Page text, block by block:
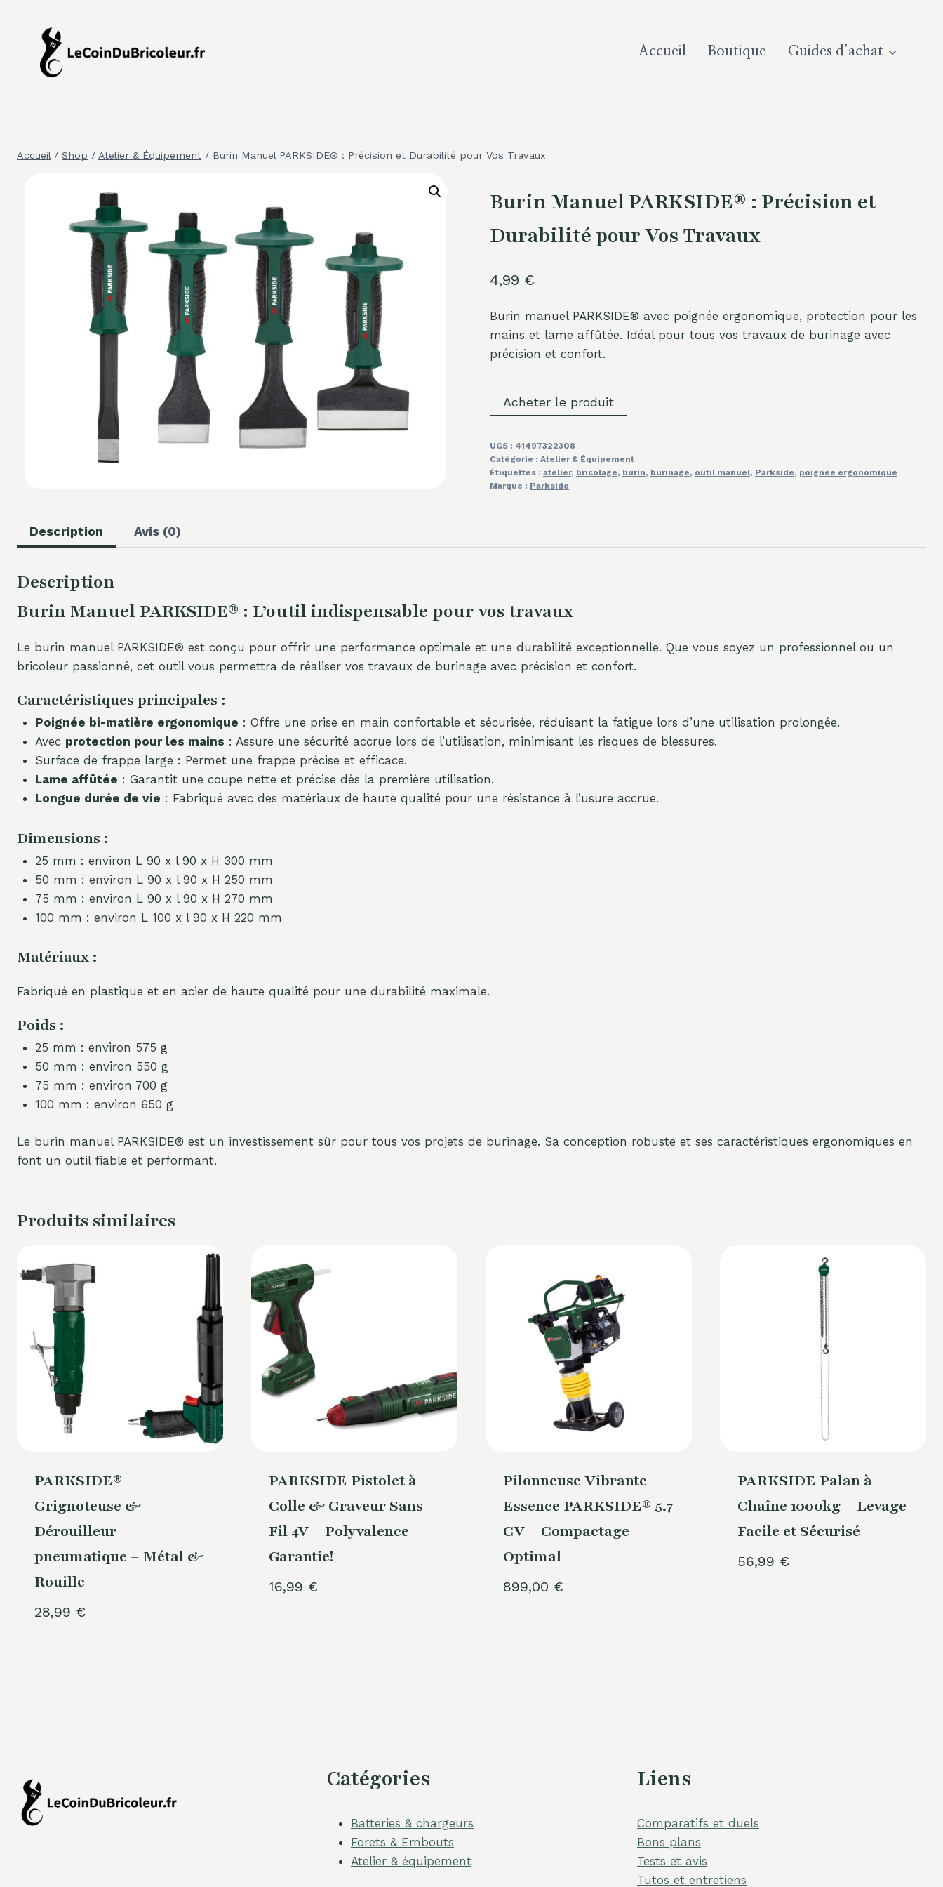
contenu
Accueil Boutique Guides d’achat
Accueil / Shop / Atelier & Équipement / Burin Manuel PARKSIDE® : Précision et Durabilité pour Vos Travaux
Burin Manuel PARKSIDE® : Précision et
Durabilité pour Vos Travaux
4,99 €
Burin manuel PARKSIDE® avec poignée ergonomique, protection pour les
mains et lame affûtée. Idéal pour tous vos travaux de burinage avec
précision et confort.
Acheter le produit
UGS : 41497322308
Catégorie : Atelier & Équipement
Étiquettes : atelier, bricolage, burin, burinage, outil manuel, Parkside, poignée ergonomique
Marque : Parkside
Description Avis (0)
Description
Burin Manuel PARKSIDE® : L’outil indispensable pour vos travaux
Le burin manuel PARKSIDE® est conçu pour offrir une performance optimale et une durabilité exceptionnelle. Que vous soyez un professionnel ou un
bricoleur passionné, cet outil vous permettra de réaliser vos travaux de burinage avec précision et confort.
Caractéristiques principales :
Poignée bi-matière ergonomique : Offre une prise en main confortable et sécurisée, réduisant la fatigue lors d’une utilisation prolongée.
Avec protection pour les mains : Assure une sécurité accrue lors de l’utilisation, minimisant les risques de blessures.
Surface de frappe large : Permet une frappe précise et efficace.
Lame affûtée : Garantit une coupe nette et précise dès la première utilisation.
Longue durée de vie : Fabriqué avec des matériaux de haute qualité pour une résistance à l’usure accrue.
Dimensions :
25 mm : environ L 90 x l 90 x H 300 mm
50 mm : environ L 90 x l 90 x H 250 mm
75 mm : environ L 90 x l 90 x H 270 mm
100 mm : environ L 100 x l 90 x H 220 mm
Matériaux :
Fabriqué en plastique et en acier de haute qualité pour une durabilité maximale.
Poids :
25 mm : environ 575 g
50 mm : environ 550 g
75 mm : environ 700 g
100 mm : environ 650 g
Le burin manuel PARKSIDE® est un investissement sûr pour tous vos projets de burinage. Sa conception robuste et ses caractéristiques ergonomiques en
font un outil fiable et performant.
Produits similaires
PARKSIDE®
Grignoteuse &
Dérouilleur
pneumatique – Métal &
Rouille
28,99 €
PARKSIDE Pistolet à
Colle & Graveur Sans
Fil 4V – Polyvalence
Garantie!
16,99 €
Pilonneuse Vibrante
Essence PARKSIDE® 5.7
CV – Compactage
Optimal
899,00 €
PARKSIDE Palan à
Chaîne 1000kg – Levage
Facile et Sécurisé
56,99 €
Catégories
Batteries & chargeurs
Forets & Embouts
Atelier & équipement
Liens
Comparatifs et duels
Bons plans
Tests et avis
Tutos et entretiens